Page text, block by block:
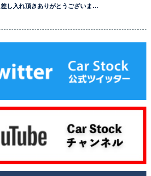
差し入れ頂きありがとうございま…